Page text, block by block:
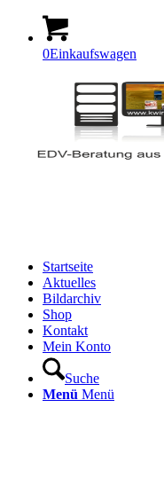
0Einkaufswagen
Startseite
Aktuelles
Bildarchiv
Shop
Kontakt
Mein Konto
Suche
Menü Menü